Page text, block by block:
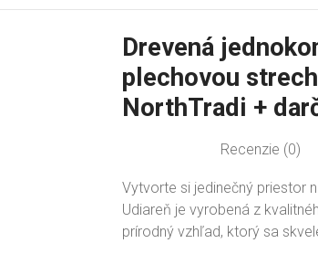
Drevená
plechovou
NorthTradi +
Recenzie (0)
Vytvorte si jedinečný priestor
Udiareň je vyrobená z
prírodný vzhľad, ktorý sa